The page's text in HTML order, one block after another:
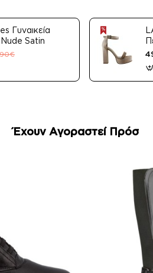
Γυναικεία
Satin
Έχουν Αγοραστεί